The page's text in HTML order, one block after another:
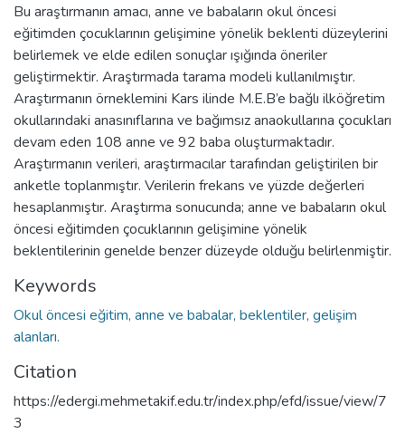
Bu araştırmanın amacı, anne ve babaların okul öncesi
eğitimden çocuklarının gelişimine yönelik beklenti düzeylerini
belirlemek ve elde edilen sonuçlar ışığında öneriler
geliştirmektir. Araştırmada tarama modeli kullanılmıştır.
Araştırmanın örneklemini Kars ilinde M.E.B’e bağlı ilköğretim
okullarındaki anasınıflarına ve bağımsız anaokullarına çocukları
devam eden 108 anne ve 92 baba oluşturmaktadır.
Araştırmanın verileri, araştırmacılar tarafından geliştirilen bir
anketle toplanmıştır. Verilerin frekans ve yüzde değerleri
hesaplanmıştır. Araştırma sonucunda; anne ve babaların okul
öncesi eğitimden çocuklarının gelişimine yönelik
beklentilerinin genelde benzer düzeyde olduğu belirlenmiştir.
Keywords
Okul öncesi eğitim, anne ve babalar, beklentiler, gelişim
alanları.
Citation
https://edergi.mehmetakif.edu.tr/index.php/efd/issue/view/7
3